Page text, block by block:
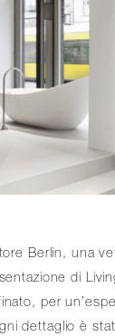
Berlin, una
di
per
dettaglio è